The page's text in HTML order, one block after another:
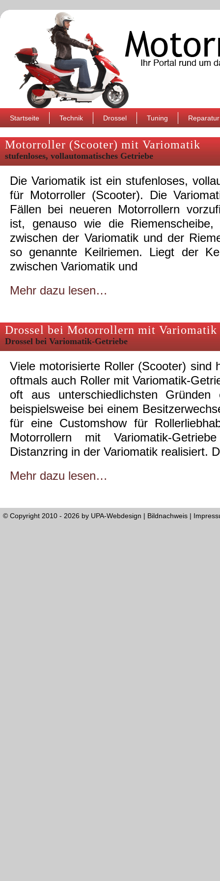
Startseite Technik Drossel Tuning Reparatur
Motorroller (Scooter) mit Variomatik
stufenloses, vollautomatisches Getriebe
Die Variomatik ist ein stufenloses,
für Motorroller (Scooter). Die
Fällen bei neueren Motorrollern
ist, genauso wie die
zwischen der Variomatik und der
so genannte Keilriemen. Liegt der
zwischen Variomatik und
Mehr dazu lesen…
Drossel bei Motorrollern mit Variomatik
Drossel bei Variomatik-Getriebe
Viele motorisierte Roller (Scooter) sind
oftmals auch Roller mit Variomatik-
oft aus unterschiedlichsten
beispielsweise bei einem
für eine Customshow für
Motorrollern mit Variomatik-
Distanzring in der Variomatik realisiert.
Mehr dazu lesen…
© Copyright 2010 - 2026 by UPA-Webdesign | Bildnachweis |